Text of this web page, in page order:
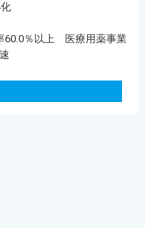
60.0％以上 医療用薬事業